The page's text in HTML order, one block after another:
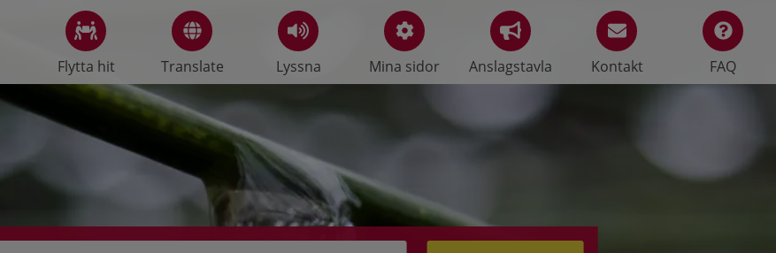
Flytta hit Translate Lyssna Mina sidor Anslagstavla Kontakt FAQ